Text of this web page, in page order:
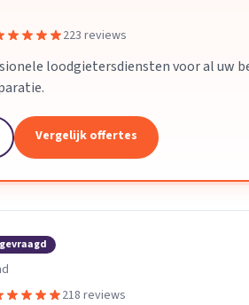
223 reviews
loodgietersdiensten voor al uw
Vergelijk offertes
218 reviews